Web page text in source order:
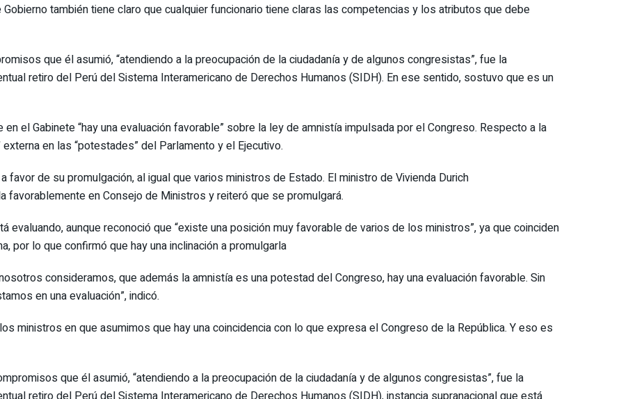
también tiene claro que cualquier funcionario tiene claras las competencias y los atributos que debe
que él asumió, “atendiendo a la preocupación de la ciudadanía y de algunos congresistas”, fue la
retiro del Perú del Sistema Interamericano de Derechos Humanos (SIDH). En ese sentido, sostuvo que es un
el Gabinete “hay una evaluación favorable” sobre la ley de amnistía impulsada por el Congreso. Respecto a la
en las “potestades” del Parlamento y el Ejecutivo.
favor de su promulgación, al igual que varios ministros de Estado. El ministro de Vivienda Durich
favorablemente en Consejo de Ministros y reiteró que se promulgará.
evaluando, aunque reconoció que “existe una posición muy favorable de varios de los ministros”, ya que coinciden
por lo que confirmó que hay una inclinación a promulgarla
consideramos, que además la amnistía es una potestad del Congreso, hay una evaluación favorable. Sin
en una evaluación”, indicó.
ministros en que asumimos que hay una coincidencia con lo que expresa el Congreso de la República. Y eso es
que él asumió, “atendiendo a la preocupación de la ciudadanía y de algunos congresistas”, fue la